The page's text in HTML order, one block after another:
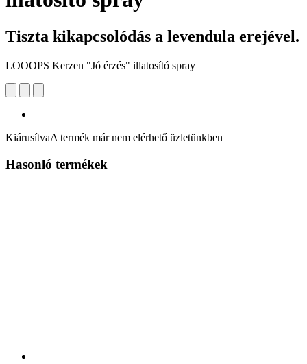
Tiszta kikapcsolódás a levendula erejével.
LOOOPS Kerzen "Jó érzés" illatosító spray
KiárusítvaA termék már nem elérhető üzletünkben
Hasonló termékek